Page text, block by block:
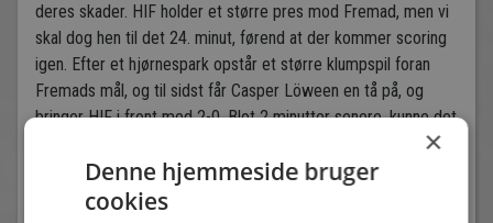
deres skader. HIF holder et større pres mod Fremad, men vi
skal dog hen til det 24. minut, førend at der kommer scoring
igen. Efter et hjørnespark opstår et større klumpspil foran
Fremads mål, og til sidst får Casper Löween en tå på, og
bringer HIF i front med 2-0. Blot 2 minutter senere, kunne det
opstander efter et hjørnespark, men en fremragende redning
af Fremads målmand sørger for, at HIF stadig kun er foran 2-
×
Denne hjemmeside bruger
cookies